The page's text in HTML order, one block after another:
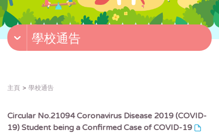
v
g
學校通告
主頁 學校通告
Circular No.21094 Coronavirus Disease 2019 (COVID-
19) Student being a Confirmed Case of COVID-19